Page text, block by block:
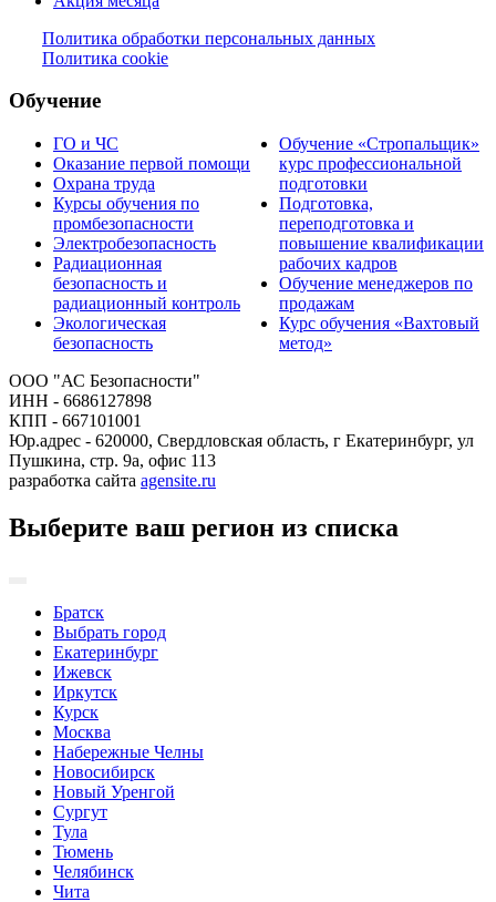
Политика обработки персональных данных
Политика cookie
Обучение
ГО и ЧС
Оказание первой помощи
Охрана труда
Курсы обучения по
промбезопасности
Электробезопасность
Радиационная
безопасность и
радиационный контроль
Экологическая
безопасность
Обучение «Стропальщик»
курс профессиональной
подготовки
Подготовка,
переподготовка и
повышение квалификации
рабочих кадров
Обучение менеджеров по
продажам
Курс обучения «Вахтовый
метод»
ООО "АС Безопасности"
ИНН - 6686127898
КПП - 667101001
Юр.адрес - 620000, Свердловская область, г Екатеринбург, ул
Пушкина, стр. 9а, офис 113
разработка сайта agensite.ru
Выберите ваш регион из списка
Братск
Выбрать город
Екатеринбург
Ижевск
Иркутск
Курск
Москва
Набережные Челны
Новосибирск
Новый Уренгой
Сургут
Тула
Тюмень
Челябинск
Чита